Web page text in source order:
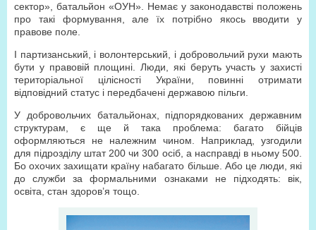
сектор», батальйон «ОУН». Немає у законодавстві положень
про такі формування, але їх потрібно якось вводити у
правове поле.
І партизанський, і волонтерський, і добровольчий рухи мають
бути у правовій площині. Люди, які беруть участь у захисті
територіальної цілісності України, повинні отримати
відповідний статус і передбачені державою пільги.
У добровольчих батальйонах, підпорядкованих державним
структурам, є ще й така проблема: багато бійців
оформляються не належним чином. Наприклад, узгодили
для підрозділу штат 200 чи 300 осіб, а насправді в ньому 500.
Бо охочих захищати країну набагато більше. Або це люди, які
до служби за формальними ознаками не підходять: вік,
освіта, стан здоров’я тощо.